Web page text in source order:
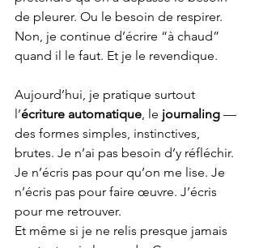
de pleurer. Ou le besoin de respirer.
Non, je continue d’écrire “à chaud”
quand il le faut. Et je le revendique.
Aujourd’hui, je pratique surtout
l’écriture automatique, le journaling —
des formes simples, instinctives,
brutes. Je n’ai pas besoin d’y réfléchir.
Je n’écris pas pour qu’on me lise. Je
n’écris pas pour faire œuvre. J’écris
pour me retrouver.
Et même si je ne relis presque jamais